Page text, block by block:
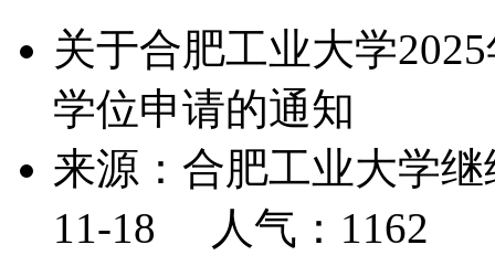
关于合肥工业大学
学位申请的通知
来源：合肥工业大学
11-18 人气： 1162